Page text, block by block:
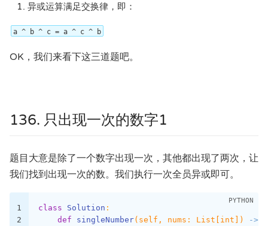
异或运算满足交换律，即：
a ^ b ^ c = a ^ c ^ b
OK，我们来看下这三道题吧。
136. 只出现一次的数字1
题目大意是除了一个数字出现一次，其他都出现了两次，让
我们找到出现一次的数。我们执行一次全员异或即可。
1
2
class Solution :
def
singleNumber(self, nums: List[int])
->